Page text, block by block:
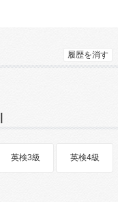
履歴を消す
英検3級 英検4級